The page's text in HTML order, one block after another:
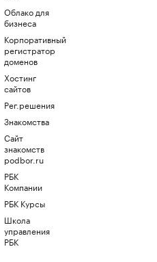
Облако для
бизнеса
Корпоративный
регистратор
доменов
Хостинг
сайтов
Рег.решения
Знакомства
Сайт
знакомств
podbor.ru
РБК
Компании
РБК Курсы
Школа
управления
РБК